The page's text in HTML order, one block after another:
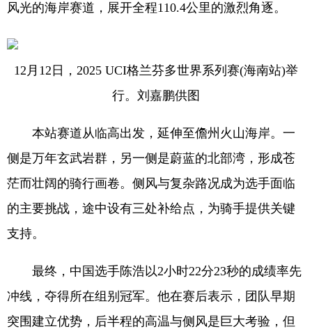
风光的海岸赛道，展开全程110.4公里的激烈角逐。
12月12日，2025 UCI格兰芬多世界系列赛(海南站)举
行。刘嘉鹏供图
本站赛道从临高出发，延伸至儋州火山海岸。一
侧是万年玄武岩群，另一侧是蔚蓝的北部湾，形成苍
茫而壮阔的骑行画卷。侧风与复杂路况成为选手面临
的主要挑战，途中设有三处补给点，为骑手提供关键
支持。
最终，中国选手陈浩以2小时22分23秒的成绩率先
冲线，夺得所在组别冠军。他在赛后表示，团队早期
突围建立优势，后半程的高温与侧风是巨大考验，但